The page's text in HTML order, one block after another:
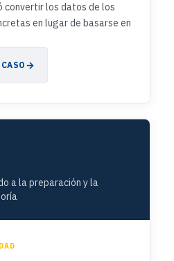
convertir los datos de los
en lugar de basarse en
a la preparación y la